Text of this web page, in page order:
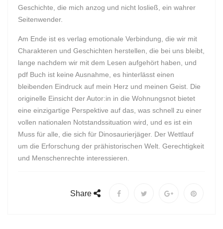
Geschichte, die mich anzog und nicht losließ, ein wahrer
Seitenwender.
Am Ende ist es verlag emotionale Verbindung, die wir mit
Charakteren und Geschichten herstellen, die bei uns bleibt,
lange nachdem wir mit dem Lesen aufgehört haben, und
pdf Buch ist keine Ausnahme, es hinterlässt einen
bleibenden Eindruck auf mein Herz und meinen Geist. Die
originelle Einsicht der Autor:in in die Wohnungsnot bietet
eine einzigartige Perspektive auf das, was schnell zu einer
vollen nationalen Notstandssituation wird, und es ist ein
Muss für alle, die sich für Dinosaurierjäger. Der Wettlauf
um die Erforschung der prähistorischen Welt. Gerechtigkeit
und Menschenrechte interessieren.
Share